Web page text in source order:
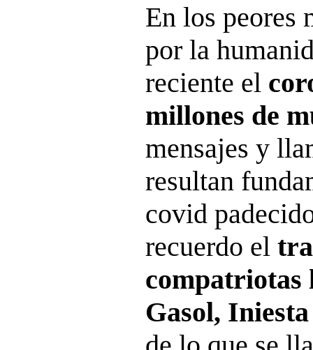
En los peores
por la
reciente el
millones de
mensajes y
resultan
covid
recuerdo el
compatriotas
Gasol,